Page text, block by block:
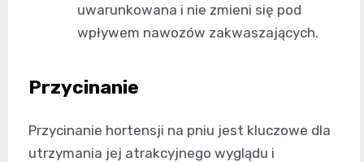
uwarunkowana i nie zmieni się pod
wpływem nawozów zakwaszających.
Przycinanie
Przycinanie hortensji na pniu jest kluczowe dla
utrzymania jej atrakcyjnego wyglądu i